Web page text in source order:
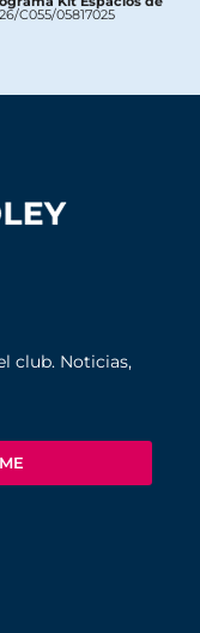
C055/05817025
club. Noticias,